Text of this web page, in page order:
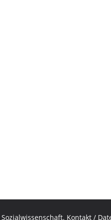
Sozialwissenschaft. Kontakt /